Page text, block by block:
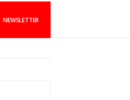
NEWSLETTER